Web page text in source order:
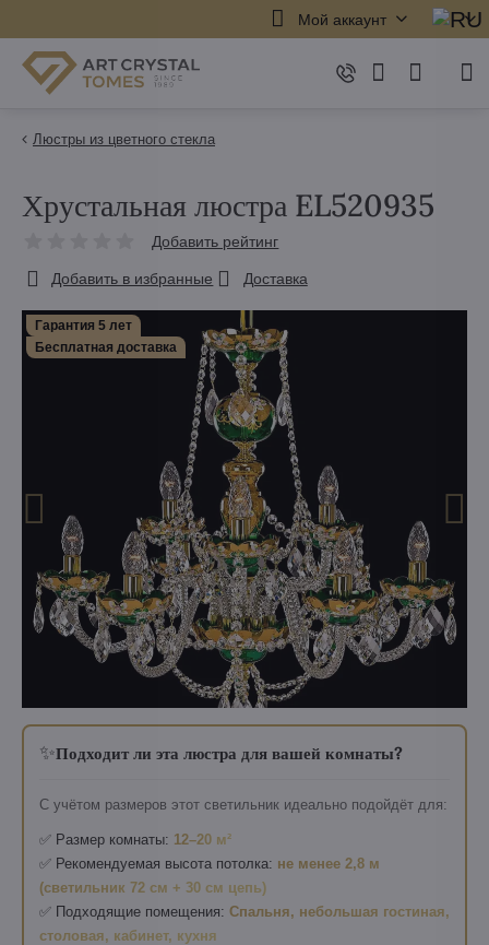
Мой аккаунт
Люстры из цветного стекла
Гарантия 5 лет
Бесплатная доставка
✨Подходит ли эта люстра для вашей комнаты?
С учётом размеров этот светильник идеально подойдёт для:
✅ Размер комнаты: 12–20 м²
✅ Рекомендуемая высота потолка: не менее 2,8 м
(светильник 72 см + 30 см цепь)
✅ Подходящие помещения: Спальня, небольшая гостиная,
столовая, кабинет, кухня
Хрустальная люстра EL520935
Добавить рейтинг
Добавить в избранные Доставка